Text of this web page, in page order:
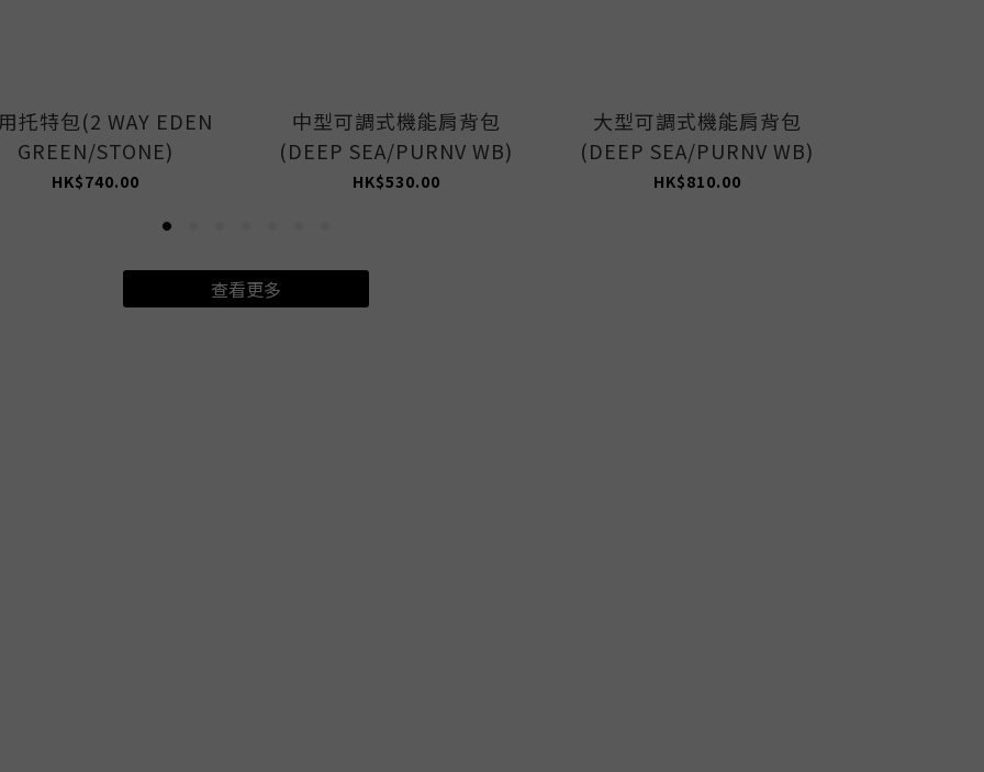
托特包(2 WAY EDEN
GREEN/STONE)
HK$740.00
中型可調式機能肩背包
(DEEP SEA/PURNV WB)
HK$530.00
大型可調式機能肩背包
(DEEP SEA/PURNV WB)
HK$810.00
查看更多